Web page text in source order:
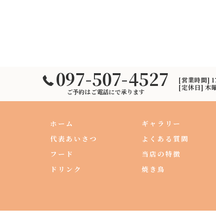
097-507-4527
ご予約はご電話にで承ります
[営業時間]
[定休日] 木
ホーム
代表あいさつ
フード
ドリンク
ギャラリー
よくある質問
当店の特徴
焼き鳥